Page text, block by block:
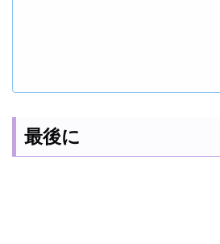
最後に